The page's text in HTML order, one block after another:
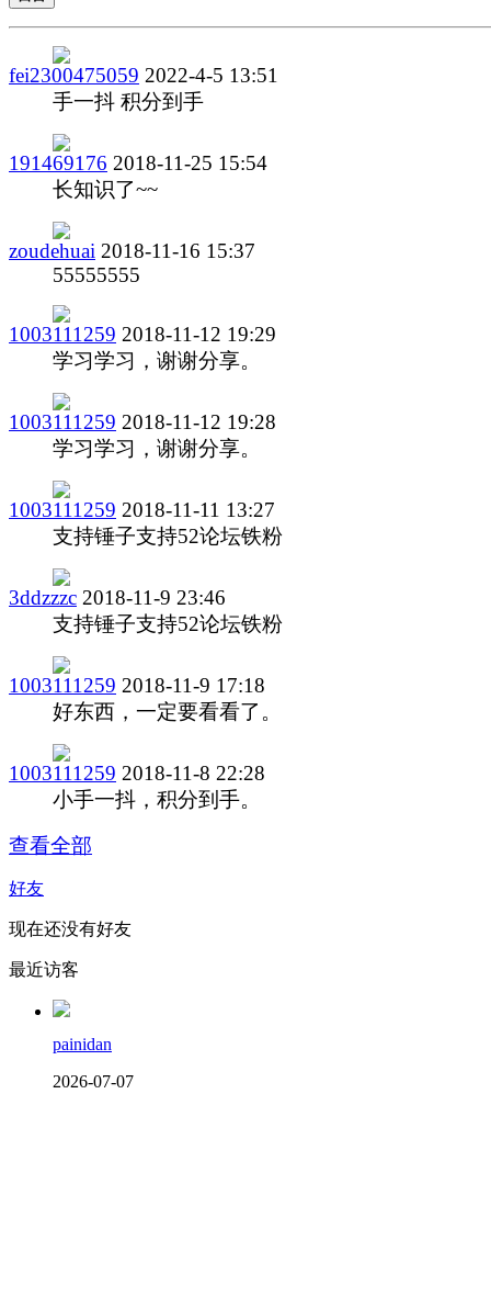
fei2300475059 2022-4-5 13:51
手一抖 积分到手
191469176 2018-11-25 15:54
长知识了~~
zoudehuai 2018-11-16 15:37
55555555
1003111259 2018-11-12 19:29
学习学习，谢谢分享。
1003111259 2018-11-12 19:28
学习学习，谢谢分享。
1003111259 2018-11-11 13:27
支持锤子支持52论坛铁粉
3ddzzzc 2018-11-9 23:46
支持锤子支持52论坛铁粉
1003111259 2018-11-9 17:18
好东西，一定要看看了。
1003111259 2018-11-8 22:28
小手一抖，积分到手。
查看全部
好友
现在还没有好友
最近访客
painidan
2026-07-07